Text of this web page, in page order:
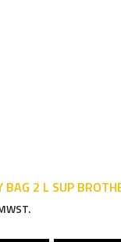
BAG 2 L SUP